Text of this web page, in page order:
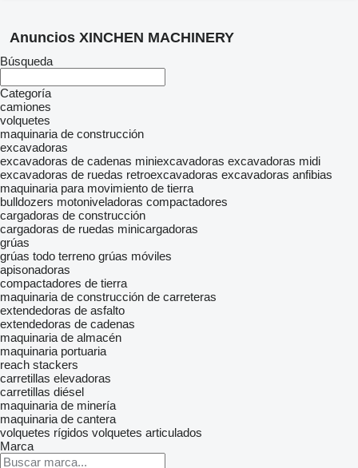
Anuncios XINCHEN MACHINERY
Búsqueda
Categoría
camiones
volquetes
maquinaria de construcción
excavadoras
excavadoras de cadenas miniexcavadoras excavadoras midi
excavadoras de ruedas retroexcavadoras excavadoras anfibias
maquinaria para movimiento de tierra
bulldozers motoniveladoras compactadores
cargadoras de construcción
cargadoras de ruedas minicargadoras
grúas
grúas todo terreno grúas móviles
apisonadoras
compactadores de tierra
maquinaria de construcción de carreteras
extendedoras de asfalto
extendedoras de cadenas
maquinaria de almacén
maquinaria portuaria
reach stackers
carretillas elevadoras
carretillas diésel
maquinaria de minería
maquinaria de cantera
volquetes rígidos volquetes articulados
Marca